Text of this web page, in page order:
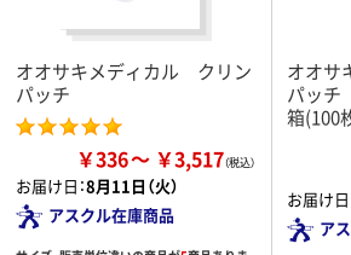
オオサキメディカル クリン
パッチ
￥336 ￥3,517
お届け日：8月11日（火）
アスクル在庫商品
オオサ
パッ
箱(100
お届け日
ア